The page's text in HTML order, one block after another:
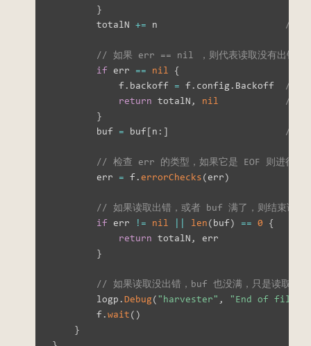
}
        totalN
+= n //
// 如果 err == nil ，则代表读取没有出错，此
if err == nil
{
            f
. backoff = f. config . Backoff
// 重
return totalN , nil
// 结
}
        buf
= buf[n : ] // 更
// 检查 err 的类型，如果它是 EOF 则进行处
        err
= f.errorChecks(err)
// 如果读取出错，或者 buf 满了，则结束读取
if err != nil || len(buf) == 0
{
return totalN ,
err
}
// 如果读取没出错，buf 也没满，只是读取到
        logp
.Debug("harvester" ,
"End of file
        f
.wait( )
}